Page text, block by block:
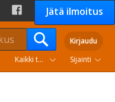
Jätä ilmoitus
Kirjaudu
Kaikki tuoteryhmät Sijainti